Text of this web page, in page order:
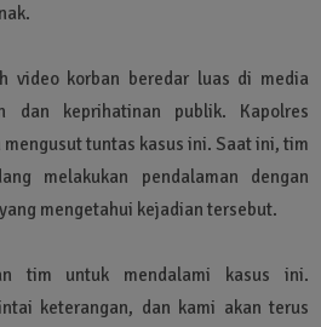
video korban beredar luas di media
dan keprihatinan publik. Kapolres
tuntas kasus ini. Saat ini, tim
melakukan pendalaman dengan
mengetahui kejadian tersebut.
tim untuk mendalami kasus ini.
keterangan, dan kami akan terus